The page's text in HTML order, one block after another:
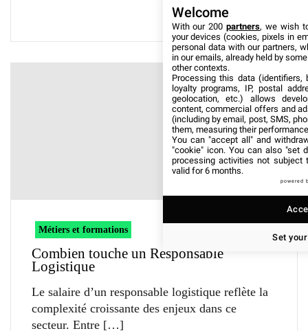
Métiers et formations
Combien touche un Responsable
Logistique
Le salaire d’un responsable logistique reflète la
complexité croissante des enjeux dans ce
secteur. Entre
Welcome
With our 200partners, we wish
your devices (cookies, pixels in
personal data with our partners,
in our emails, already held by
other contexts.
Processing this data (identifiers,
loyalty programs, IP, postal
geolocation, etc.) allows
content, commercial offers and
(including by email, post, SMS,
them, measuring their
You can "accept all" and
"cookie" icon. You can also "set
processing activities not subject
valid for 6 months.
powered
Set